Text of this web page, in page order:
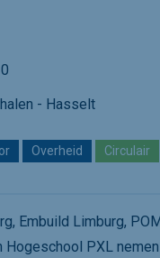
- Hasselt
Overheid Circulair
Embuild Limburg,
Hogeschool PXL